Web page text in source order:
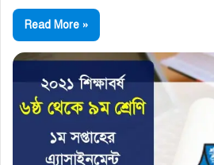
Read More »